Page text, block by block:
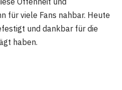
für viele Fans nahbar. Heute
und dankbar für die
haben.